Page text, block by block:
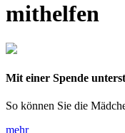
mithelfen
Mit einer Spende
So können Sie die
mehr